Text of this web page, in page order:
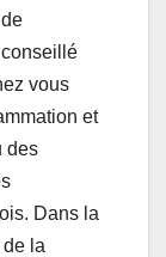
vous
et
des
Dans la
la